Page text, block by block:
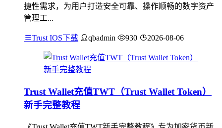
捷性需求，为用户打造安全可靠、操作顺畅的数字资产
管理工...
Trust IOS下载 qbadmin 930 2026-08-06
Trust Wallet充值TWT（Trust Wallet Token）
新手完整教程